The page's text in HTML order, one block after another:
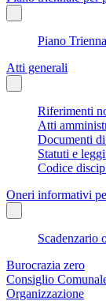
Piano
Atti generali
Riferimenti
Atti
Documenti
Statuti e
Codice
Oneri informativi
Scadenzario
Burocrazia zero
Consiglio
Organizzazione